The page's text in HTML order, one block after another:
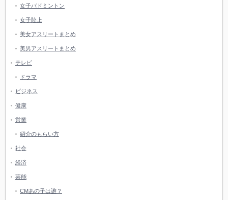
女子バドミントン
女子陸上
美女アスリートまとめ
美男アスリートまとめ
テレビ
ドラマ
ビジネス
健康
営業
紹介のもらい方
社会
経済
芸能
CMあの子は誰？